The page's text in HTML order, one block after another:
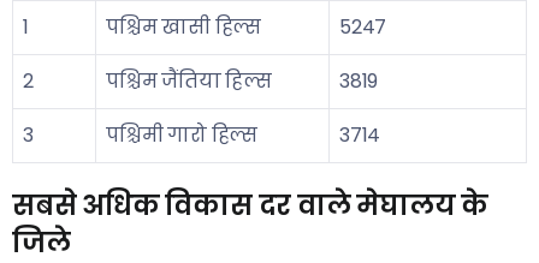
1
पश्चिम खासी हिल्स
5247
2
पश्चिम जैंतिया हिल्स
3819
3
पश्चिमी गारो हिल्स 3714
सबसे अधिक विकास दर वाले मेघालय के
जिले